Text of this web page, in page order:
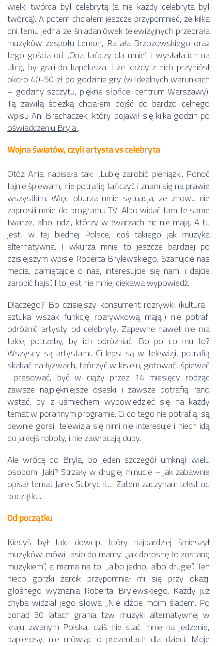
wielki twórca był celebrytą (a nie każdy celebryta był
twórcą). A potem chciałem jeszcze przypomnieć, że kilka
dni temu jedna ze śniadaniówek telewizyjnych przebrała
muzyków zespołu Lemon, Rafała Brzozowskiego oraz
tego gościa od „Ona tańczy dla mnie” i wysłała ich na
ulicę, by grali do kapelusza. I że każdy z nich przyniósł
około 40-50 zł po godzinie gry (w idealnych warunkach
– godziny szczytu, piękne słońce, centrum Warszawy).
Tą zawiłą ścieżką chciałem dojść do bardzo celnego
wpisu Ani Brachaczek, który pojawił się kilka godzin po
oświadczeniu Bryla.
Wojna światów, czyli artysta vs celebryta
Otóż Ania napisała tak: „Lubię zarobić pieniążki. Ponoć
fajnie śpiewam, nie potrafię tańczyć i znam się na prawie
wszystkim. Więc oburza mnie sytuacja, że znowu nie
zaprosili mnie do programu TV. Albo widać tam te same
twarze, albo ludzi, którzy w twarzach nic nie mają. A tu
jest, w tej biednej Polsce, coś takiego jak muzyka
alternatywna. I wkurza mnie to jeszcze bardziej po
dzisiejszym wpisie Roberta Brylewskiego. Szanujcie nas
media, pamiętajcie o nas, interesujcie się nami i dajcie
zarobić hajs”. I to jest nie mniej ciekawa wypowiedź.
Dlaczego? Bo dzisiejszy konsument rozrywki (kultura i
sztuka wszak funkcję rozrywkową mają!) nie potrafi
odróżnić artysty od celebryty. Zapewne nawet nie ma
takiej potrzeby, by ich odróżniać. Bo po co mu to?
Wszyscy są artystami. Ci lepsi są w telewizji, potrafią
skakać na łyżwach, tańczyć w kisielu, gotować, śpiewać
i prasować, być w ciąży przez 14 miesięcy rodząc
zawsze najpiękniejsze oseski i zawsze potrafią rano
wstać, by z uśmiechem wypowiedzieć się na każdy
temat w porannym programie. Ci co tego nie potrafią, są
pewnie gorsi, telewizja się nimi nie interesuje i niech idą
do jakiejś roboty, i nie zawracają dupy.
Ale wrócę do Bryla, bo jeden szczegół umknął wielu
osobom. Jaki? Strzały w drugiej minucie – jak zabawnie
opisał temat Jarek Subrycht… Zatem zaczynam tekst od
początku.
Od początku
Kiedyś był taki dowcip, który najbardziej śmieszył
muzyków: mówi Jasio do mamy: „jak dorosnę to zostanę
muzykiem”, a mama na to: „albo jedno, albo drugie”. Ten
nieco gorzki żarcik przypomniał mi się przy okazji
głośnego wyznania Roberta Brylewskiego. Każdy już
chyba widział jego słowa „Nie idźcie moim śladem. Po
ponad 30 latach grania tzw. muzyki alternatywnej w
kraju zwanym Polska, dziś nie stać mnie na jedzenie,
papierosy, nie mówiąc o prezentach dla dzieci. Moje